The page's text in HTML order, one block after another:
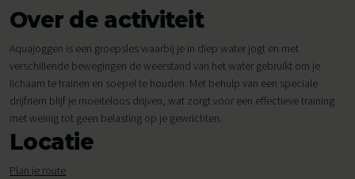
Over de activiteit
Aquajoggen is een groepsles waarbij je in diep water jogt en met
verschillende bewegingen de weerstand van het water gebruikt om je
lichaam te trainen en soepel te houden. Met behulp van een speciale
drijfriem blijf je moeiteloos drijven, wat zorgt voor een effectieve training
met weinig tot geen belasting op je gewrichten.
Locatie
Plan je route